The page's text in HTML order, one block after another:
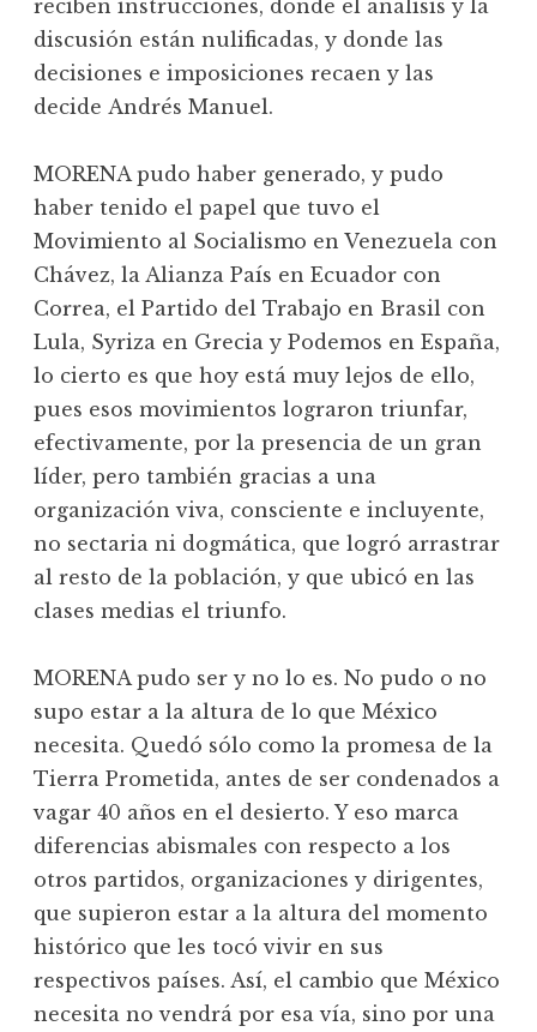
reciben instrucciones, donde el análisis y la
discusión están nulificadas, y donde las
decisiones e imposiciones recaen y las
decide Andrés Manuel.
MORENA pudo haber generado, y pudo
haber tenido el papel que tuvo el
Movimiento al Socialismo en Venezuela con
Chávez, la Alianza País en Ecuador con
Correa, el Partido del Trabajo en Brasil con
Lula, Syriza en Grecia y Podemos en España,
lo cierto es que hoy está muy lejos de ello,
pues esos movimientos lograron triunfar,
efectivamente, por la presencia de un gran
líder, pero también gracias a una
organización viva, consciente e incluyente,
no sectaria ni dogmática, que logró arrastrar
al resto de la población, y que ubicó en las
clases medias el triunfo.
MORENA pudo ser y no lo es. No pudo o no
supo estar a la altura de lo que México
necesita. Quedó sólo como la promesa de la
Tierra Prometida, antes de ser condenados a
vagar 40 años en el desierto. Y eso marca
diferencias abismales con respecto a los
otros partidos, organizaciones y dirigentes,
que supieron estar a la altura del momento
histórico que les tocó vivir en sus
respectivos países. Así, el cambio que México
necesita no vendrá por esa vía, sino por una